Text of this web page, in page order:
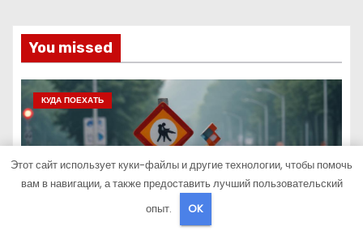
You missed
КУДА ПОЕХАТЬ
Этот сайт использует куки-файлы и другие технологии, чтобы помочь
вам в навигации, а также предоставить лучший пользовательский
опыт.
OK